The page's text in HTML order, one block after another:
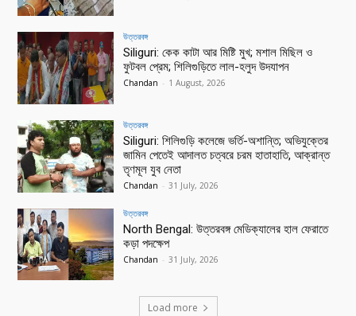
উত্তরবঙ্গ
Siliguri: কেক কাটা আর মিষ্টি মুখ; মশাল মিছিল ও
ফুটবল প্রেম; শিলিগুড়িতে লাল-হলুদ উদযাপন
Chandan - 1 August, 2026
উত্তরবঙ্গ
Siliguri: শিলিগুড়ি কলেজে ভর্তি-অশান্তি; অভিযুক্তের
জামিন পেতেই আদালত চত্বরে চরম হাতাহাতি, আক্রান্ত
তৃণমূল যুব নেতা
Chandan - 31 July, 2026
উত্তরবঙ্গ
North Bengal: উত্তরবঙ্গ মেডিক্যালের হাল ফেরাতে
কড়া পদক্ষেপ
Chandan - 31 July, 2026
Load more